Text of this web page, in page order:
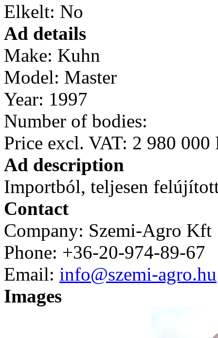
Elkelt: No
Ad details
Make: Kuhn
Model: Master
Year: 1997
Number of bodies:
Price excl. VAT: 2 980 000
Ad description
Importból, teljesen
Contact
Company: Szemi-Agro Kft
Phone: +36-20-974-89-67
Email: info@szemi-agro.hu
Images